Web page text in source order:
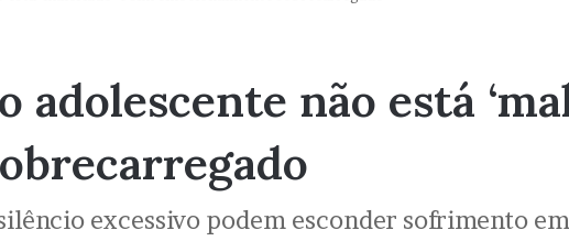
adolescente não está
excessivo podem esconder sofrimento